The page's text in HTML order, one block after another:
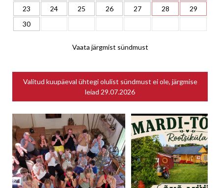
23
24 25 26 27 28
29
30
Vaata järgmist sündmust
Valitud kuupäeval ühtegi olulist sündmust ei ole, järgmise
leiad 29.07.2026